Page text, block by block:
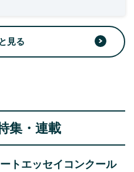
見る
集・連載
トエッセイコンクール